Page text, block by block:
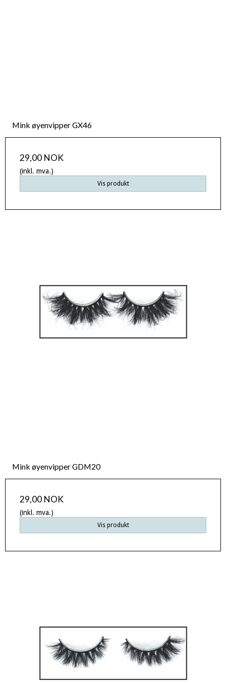
Mink øyenvipper GX46
29,00 NOK
(inkl. mva.)
Vis produkt
Mink øyenvipper GDM20
29,00 NOK
(inkl. mva.)
Vis produkt